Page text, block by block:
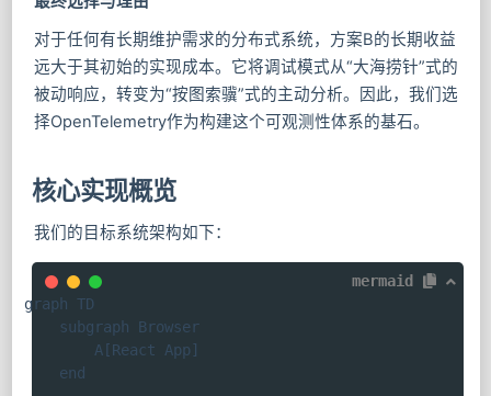
对于任何有长期维护需求的分布式系统，方案B的长期收益
远大于其初始的实现成本。它将调试模式从“大海捞针”式的
被动响应，转变为“按图索骥”式的主动分析。因此，我们选
择OpenTelemetry作为构建这个可观测性体系的基石。
核心实现概览
我们的目标系统架构如下：
mermaid
graph TD
    subgraph Browser
        A[React App]
    end